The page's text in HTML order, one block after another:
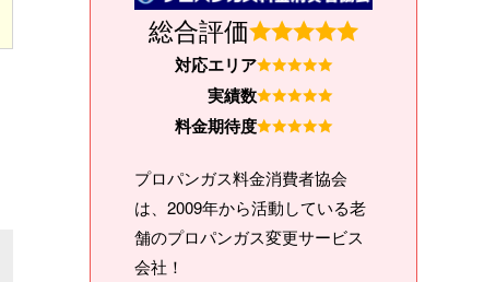
総合評価
対応エリア
実績数
料金期待度
プロパンガス料金消費者協会
は、2009年から活動している老
舗のプロパンガス変更サービス
会社！